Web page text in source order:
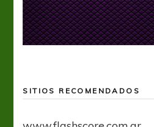
SITIOS RECOMENDADOS